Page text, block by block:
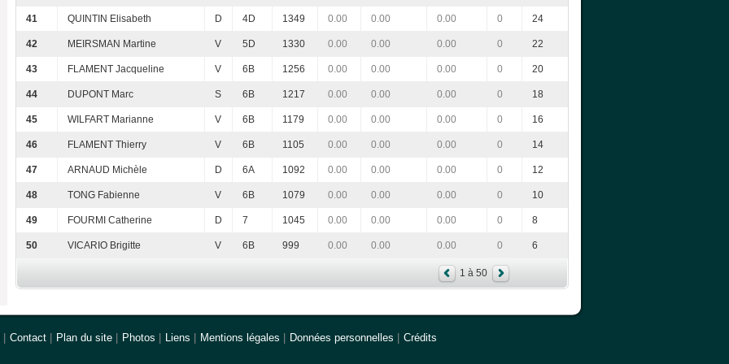
41 QUINTIN Elisabeth D 4D 1349 0.00 0.00 0.00 0 24
42 MEIRSMAN Martine V 5D 1330 0.00 0.00 0.00 0 22
43 FLAMENT Jacqueline V 6B 1256 0.00 0.00 0.00 0 20
44 DUPONT Marc S 6B 1217 0.00 0.00 0.00 0 18
45 WILFART Marianne V 6B 1179 0.00 0.00 0.00 0 16
46 FLAMENT Thierry V 6B 1105 0.00 0.00 0.00 0 14
47 ARNAUD Michèle D 6A 1092 0.00 0.00 0.00 0 12
48 TONG Fabienne V 6B 1079 0.00 0.00 0.00 0 10
49 FOURMI Catherine D 7 1045 0.00 0.00 0.00 0 8
50 VICARIO Brigitte V 6B 999 0.00 0.00 0.00 0 6
1 à 50
Contact Plan du site Photos Liens Mentions légales Données personnelles Crédits